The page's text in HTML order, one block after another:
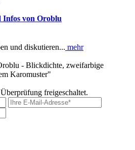
Infos von Oroblu
und diskutieren... mehr
- Blickdichte, zweifarbige
Karomuster"
freigeschaltet.